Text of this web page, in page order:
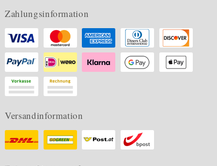
Zahlungsinformation
Versandinformation